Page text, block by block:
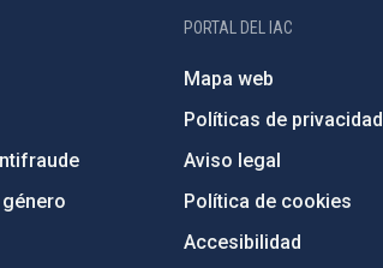
PORTAL DEL IAC
Mapa web
Políticas de privacidad
Aviso legal
Política de cookies
Accesibilidad